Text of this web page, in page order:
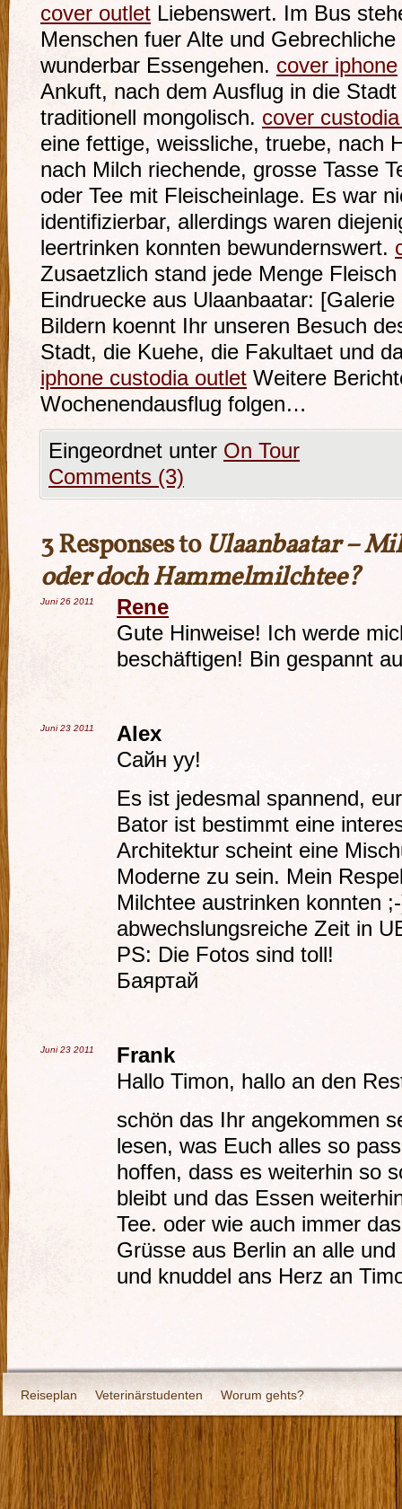
cover outlet Liebenswert. Im Bus
Menschen fuer Alte und
wunderbar Essengehen. cover iphone
Ankuft, nach dem Ausflug in die
traditionell mongolisch. cover
eine fettige, weissliche, truebe, nach
nach Milch riechende, grosse Tasse
oder Tee mit Fleischeinlage. Es war
identifizierbar, allerdings waren
leertrinken konnten bewundernswert.
Zusaetzlich stand jede Menge
Eindruecke aus Ulaanbaatar:
Bildern koennt Ihr unseren Besuch
Stadt, die Kuehe, die Fakultaet und
iphone custodia outlet Weitere
Wochenendausflug folgen…
Eingeordnet unter On Tour
Comments (3)
3 Responses toUlaanbaatar –
oder doch Hammelmilchtee?
Juni 26 2011
Rene
Gute Hinweise! Ich werde
beschäftigen! Bin gespannt
Juni 23 2011
Alex
Сайн уу!
Es ist jedesmal spannend,
Bator ist bestimmt eine
Architektur scheint eine
Moderne zu sein. Mein
Milchtee austrinken konnten
abwechslungsreiche Zeit in
PS: Die Fotos sind toll!
Баяртай
Juni 23 2011
Frank
Hallo Timon, hallo an den
schön das Ihr angekommen
lesen, was Euch alles so
hoffen, dass es weiterhin so
bleibt und das Essen
Tee. oder wie auch immer
Grüsse aus Berlin an alle
und knuddel ans Herz an
Reiseplan Veterinärstudenten Worum gehts?